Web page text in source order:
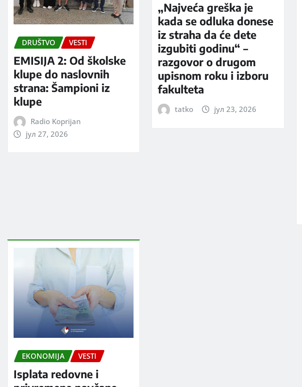
DRUŠTVO VESTI
EMISIJA 2: Od školske
klupe do naslovnih
strana: Šampioni iz
klupe
Radio Koprijan
јул 27, 2026
„Najveća greška je
kada se odluka donese
iz straha da će dete
izgubiti godinu“ –
razgovor o drugom
upisnom roku i izboru
fakulteta
tatko јул 23, 2026
EKONOMIJA VESTI
Isplata redovne i